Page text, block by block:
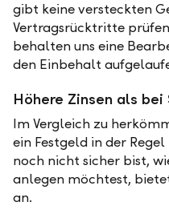
gibt keine versteckten
Vertragsrücktritte
behalten uns eine
den Einbehalt
Höhere Zinsen als bei
Im Vergleich zu
ein Festgeld in der
noch nicht sicher bist,
anlegen möchtest,
an.